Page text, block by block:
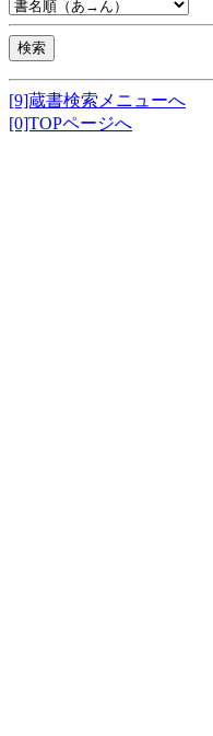
[9]蔵書検索メニューへ
[0]TOPページへ